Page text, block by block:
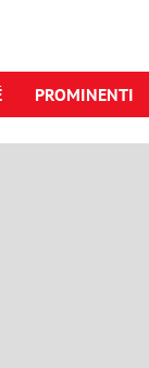
PROMINENTI